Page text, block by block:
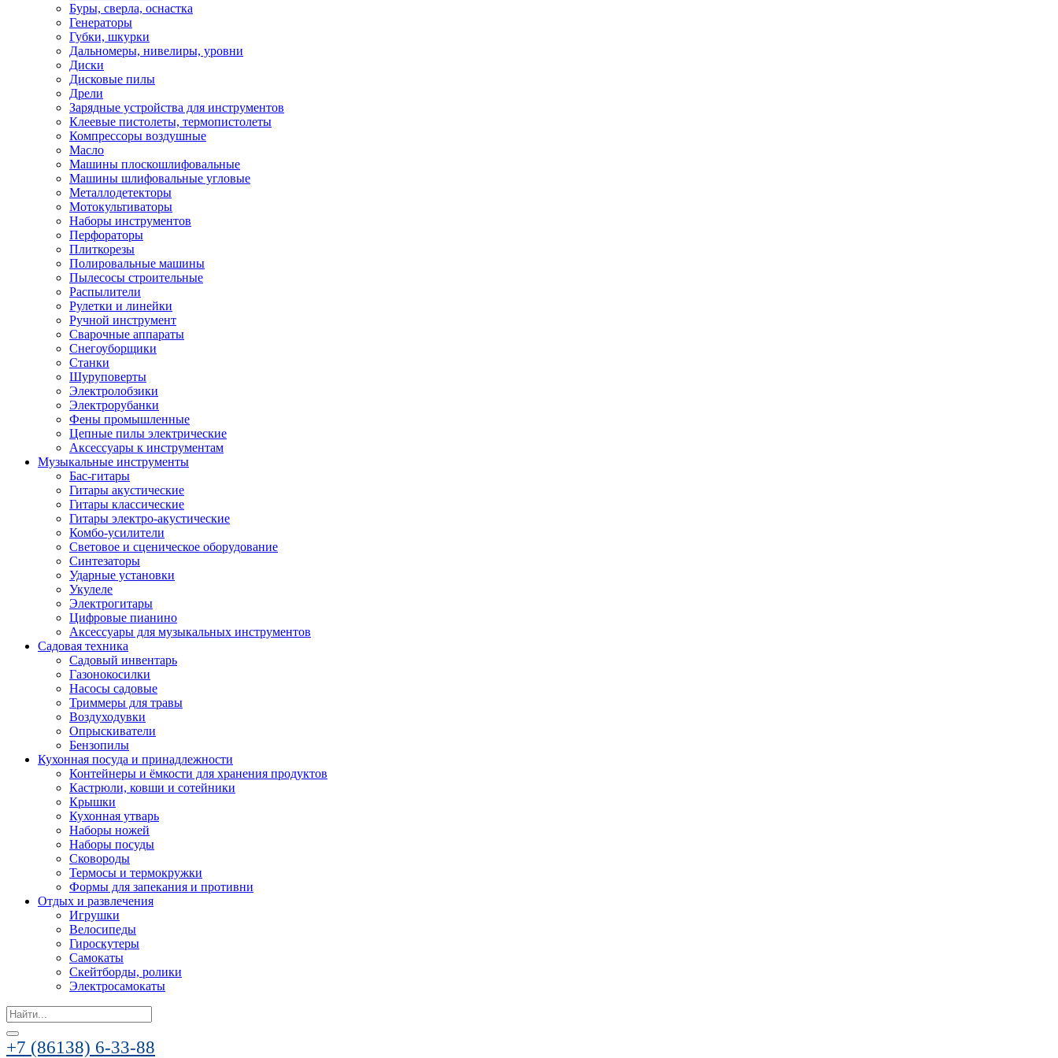
Буры, сверла, оснастка
Генераторы
Губки, шкурки
Дальномеры, нивелиры, уровни
Диски
Дисковые пилы
Дрели
Зарядные устройства для инструментов
Клеевые пистолеты, термопистолеты
Компрессоры воздушные
Масло
Машины плоскошлифовальные
Машины шлифовальные угловые
Металлодетекторы
Мотокультиваторы
Наборы инструментов
Перфораторы
Плиткорезы
Полировальные машины
Пылесосы строительные
Распылители
Рулетки и линейки
Ручной инструмент
Сварочные аппараты
Снегоуборщики
Станки
Шуруповерты
Электролобзики
Электрорубанки
Фены промышленные
Цепные пилы электрические
Аксессуары к инструментам
Музыкальные инструменты
Бас-гитары
Гитары акустические
Гитары классические
Гитары электро-акустические
Комбо-усилители
Световое и сценическое оборудование
Синтезаторы
Ударные установки
Укулеле
Электрогитары
Цифровые пианино
Аксессуары для музыкальных инструментов
Садовая техника
Садовый инвентарь
Газонокосилки
Насосы садовые
Триммеры для травы
Воздуходувки
Опрыскиватели
Бензопилы
Кухонная посуда и принадлежности
Контейнеры и ёмкости для хранения продуктов
Кастрюли, ковши и сотейники
Крышки
Кухонная утварь
Наборы ножей
Наборы посуды
Сковороды
Термосы и термокружки
Формы для запекания и противни
Отдых и развлечения
Игрушки
Велосипеды
Гироскутеры
Самокаты
Скейтборды, ролики
Электросамокаты
Search
for:
+7 (86138) 6-33-88